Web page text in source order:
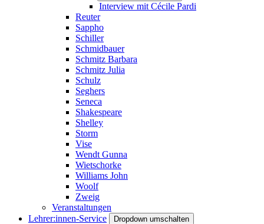
Interview mit Cécile Pardi
Reuter
Sappho
Schiller
Schmidbauer
Schmitz Barbara
Schmitz Julia
Schulz
Seghers
Seneca
Shakespeare
Shelley
Storm
Vise
Wendt Gunna
Wietschorke
Williams John
Woolf
Zweig
Veranstaltungen
Lehrer:innen-Service
Dropdown umschalten